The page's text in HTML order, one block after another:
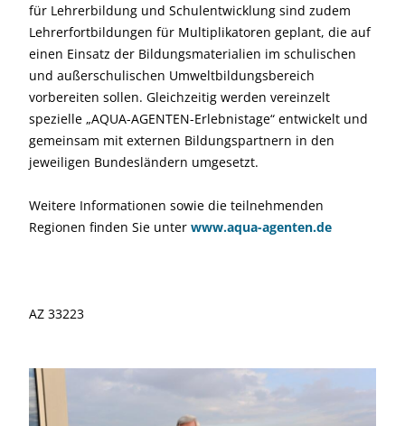
für Lehrerbildung und Schulentwicklung sind zudem
Lehrerfortbildungen für Multiplikatoren geplant, die auf
einen Einsatz der Bildungsmaterialien im schulischen
und außerschulischen Umweltbildungsbereich
vorbereiten sollen. Gleichzeitig werden vereinzelt
spezielle „AQUA-AGENTEN-Erlebnistage“ entwickelt und
gemeinsam mit externen Bildungspartnern in den
jeweiligen Bundesländern umgesetzt.
Weitere Informationen sowie die teilnehmenden
Regionen finden Sie unter www.aqua-agenten.de
AZ 33223